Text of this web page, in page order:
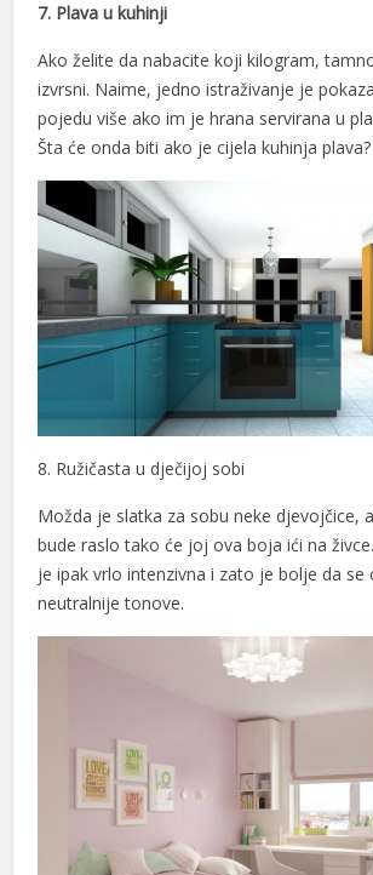
7. Plava u kuhinji
Ako želite da nabacite koji kilogram,
izvrsni. Naime, jedno istraživanje je
pojedu više ako im je hrana servirana u
Šta će onda biti ako je cijela kuhinja plava?
8. Ružičasta u dječijoj sobi
Možda je slatka za sobu neke djevojčice,
bude raslo tako će joj ova boja ići na
je ipak vrlo intenzivna i zato je bolje da se
neutralnije tonove.